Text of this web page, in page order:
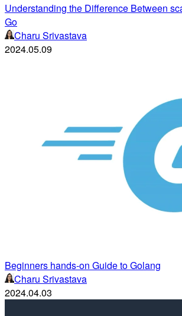
Understanding the Difference Between
Go
Charu Srivastava
2024.05.09
Beginners hands-on Guide to Golang
Charu Srivastava
2024.04.03